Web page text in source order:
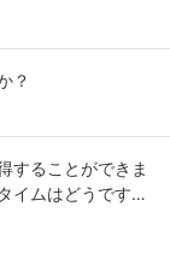
？
することができま
イムはどうです